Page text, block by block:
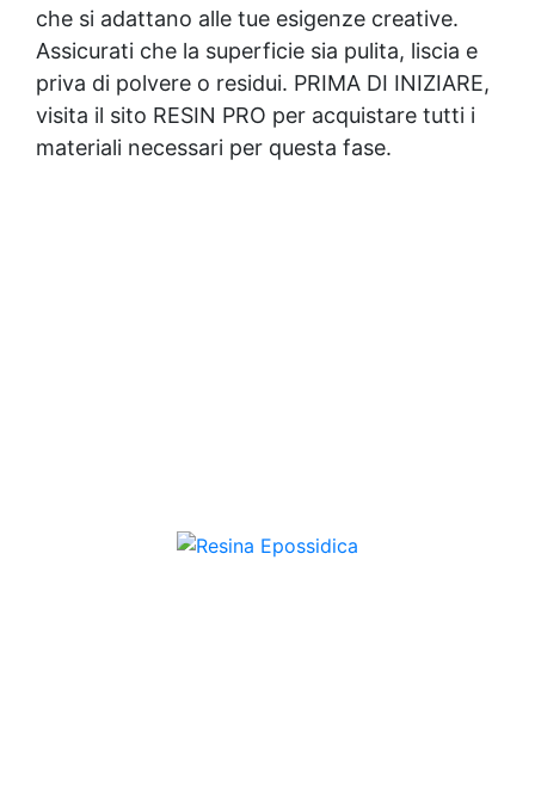
che si adattano alle tue esigenze creative.
Assicurati che la superficie sia pulita, liscia e
priva di polvere o residui. PRIMA DI INIZIARE,
visita il sito RESIN PRO per acquistare tutti i
materiali necessari per questa fase.